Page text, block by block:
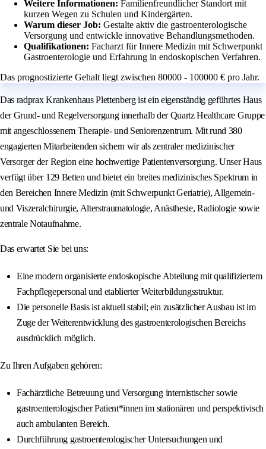
Weitere Informationen: Familienfreundlicher Standort mit
kurzen Wegen zu Schulen und Kindergärten.
Warum dieser Job: Gestalte aktiv die gastroenterologische
Versorgung und entwickle innovative Behandlungsmethoden.
Qualifikationen: Facharzt für Innere Medizin mit Schwerpunkt
Gastroenterologie und Erfahrung in endoskopischen Verfahren.
Das prognostizierte Gehalt liegt zwischen 80000 - 100000 € pro Jahr.
Das radprax Krankenhaus Plettenberg ist ein eigenständig geführtes Haus
der Grund- und Regelversorgung innerhalb der Quartz Healthcare Gruppe
mit angeschlossenem Therapie- und Seniorenzentrum. Mit rund 380
engagierten Mitarbeitenden sichern wir als zentraler medizinischer
Versorger der Region eine hochwertige Patientenversorgung. Unser Haus
verfügt über 129 Betten und bietet ein breites medizinisches Spektrum in
den Bereichen Innere Medizin (mit Schwerpunkt Geriatrie), Allgemein-
und Viszeralchirurgie, Alterstraumatologie, Anästhesie, Radiologie sowie
zentrale Notaufnahme.
Das erwartet Sie bei uns:
Eine modern organisierte endoskopische Abteilung mit qualifiziertem
Fachpflegepersonal und etablierter Weiterbildungsstruktur.
Die personelle Basis ist aktuell stabil; ein zusätzlicher Ausbau ist im
Zuge der Weiterentwicklung des gastroenterologischen Bereichs
ausdrücklich möglich.
Zu Ihren Aufgaben gehören:
Fachärztliche Betreuung und Versorgung internistischer sowie
gastroenterologischer Patient*innen im stationären und perspektivisch
auch ambulanten Bereich.
Durchführung gastroenterologischer Untersuchungen und